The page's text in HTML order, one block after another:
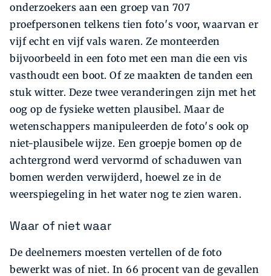
onderzoekers aan een groep van 707
proefpersonen telkens tien foto′s voor, waarvan er
vijf echt en vijf vals waren. Ze monteerden
bijvoorbeeld in een foto met een man die een vis
vasthoudt een boot. Of ze maakten de tanden een
stuk witter. Deze twee veranderingen zijn met het
oog op de fysieke wetten plausibel. Maar de
wetenschappers manipuleerden de foto′s ook op
niet-plausibele wijze. Een groepje bomen op de
achtergrond werd vervormd of schaduwen van
bomen werden verwijderd, hoewel ze in de
weerspiegeling in het water nog te zien waren.
Waar of niet waar
De deelnemers moesten vertellen of de foto
bewerkt was of niet. In 66 procent van de gevallen